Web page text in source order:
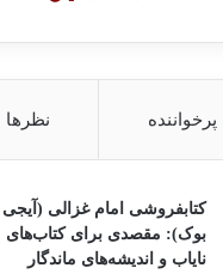
پرخواننده نظرها
کتابفروشی امام غزالی (آیجی
بوک): مقصدی برای کتاب‌های
نایاب و اندیشه‌های ماندگار